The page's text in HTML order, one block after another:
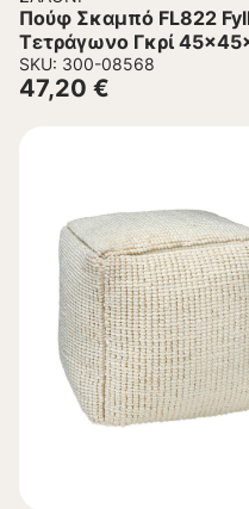
Πούφ Σκαμπό FL822
Τετράγωνο Γκρί
SKU: 300-08568
47,20 €